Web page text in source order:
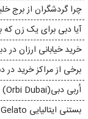
چرا گردشگران از برج
آیا دبی برای یک زن
خرید خیابانی ارزان در
برخی از مراکز خرید در
اُربی دبی(Orbi Dubai) تکنولوژی پیشرفته و چند حسی
بستنی ایتالیایی Morelli’s Gelato